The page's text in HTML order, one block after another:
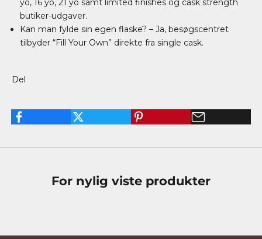
yo, 16 yo, 21 yo samt limited finishes og cask strength
butiker-udgaver.
Kan man fylde sin egen flaske? – Ja, besøgscentret
tilbyder “Fill Your Own” direkte fra single cask.
Del
For nylig viste produkter